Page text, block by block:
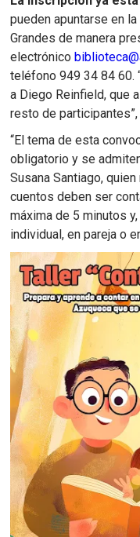
pueden apuntarse en
Grandes de manera
electrónico
teléfono 949 34 84 60.
a Diego Reinfield, que
resto de
“El tema de esta
obligatorio y se
Susana Santiago,
cuentos deben ser
máxima de 5 minutos
individual, en pareja o